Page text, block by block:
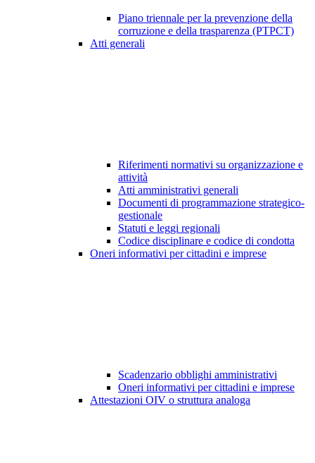
Piano triennale per la prevenzione della
corruzione e della trasparenza (PTPCT)
Atti generali
Riferimenti normativi su organizzazione e
attività
Atti amministrativi generali
Documenti di programmazione strategico-
gestionale
Statuti e leggi regionali
Codice disciplinare e codice di condotta
Oneri informativi per cittadini e imprese
Scadenzario obblighi amministrativi
Oneri informativi per cittadini e imprese
Attestazioni OIV o struttura analoga